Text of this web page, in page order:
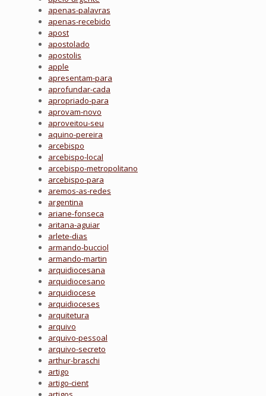
apenas-palavras
apenas-recebido
apost
apostolado
apostolis
apple
apresentam-para
aprofundar-cada
apropriado-para
aprovam-novo
aproveitou-seu
aquino-pereira
arcebispo
arcebispo-local
arcebispo-metropolitano
arcebispo-para
aremos-as-redes
argentina
ariane-fonseca
aritana-aguiar
arlete-dias
armando-bucciol
armando-martin
arquidiocesana
arquidiocesano
arquidiocese
arquidioceses
arquitetura
arquivo
arquivo-pessoal
arquivo-secreto
arthur-braschi
artigo
artigo-cient